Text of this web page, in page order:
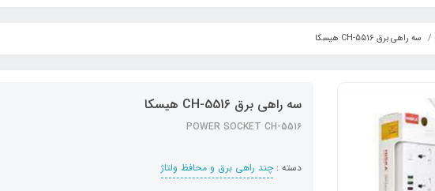
سه راهی برق CH-5516 هیسکا
سه راهی برق CH-5516 هیسکا
POWER SOCKET CH-5516
دسته : چند راهی برق و محافظ ولتاژ